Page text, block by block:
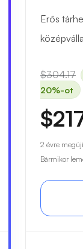
Erős
$304.17
20%-ot
2 évre
Bármikor